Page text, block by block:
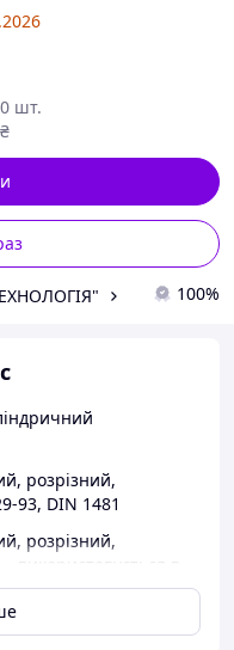
шт.
100%
розрізний,
93, DIN 1481
розрізний,
використовується в
та